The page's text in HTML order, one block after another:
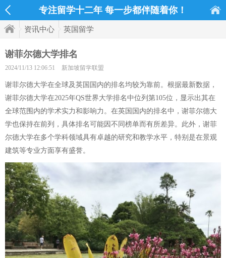
专注留学十二年 每一步都伴随着你！
资讯中心 英国留学
谢菲尔德大学排名
2024/11/13 12:06:51 新加坡留学联盟
谢菲尔德大学在全球及英国国内的排名均较为靠前。根据最新数据，
谢菲尔德大学在2025年QS世界大学排名中位列第105位，显示出其在
全球范围内的学术实力和影响力。在英国国内的排名中，谢菲尔德大
学也保持在前列，具体排名可能因不同榜单而有所差异。此外，谢菲
尔德大学在多个学科领域具有卓越的研究和教学水平，特别是在景观
建筑等专业方面享有盛誉。